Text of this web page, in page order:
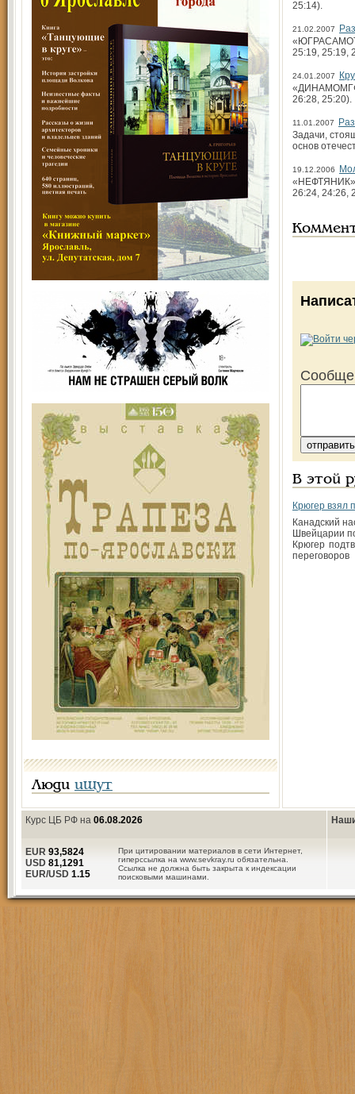
Люди ищут
25:14).
21.02.2007
25:19, 25:19,
24.01.2007
26:28, 25:20).
11.01.2007
Задачи,
основ
19.12.2006
«НЕФТЯНИК»
26:24, 24:26,
В этой
Крюгер взял
Канадский
Швейцарии
Крюгер
переговоров
Курс ЦБ РФ на 06.08.2026
При цитировании материалов в сети Интернет,
гиперссылка на www.sevkray.ru обязательна.
Ссылка не должна быть закрыта к индексации
поисковыми машинами.
EUR 93,5824
USD 81,1291
EUR/USD 1.15